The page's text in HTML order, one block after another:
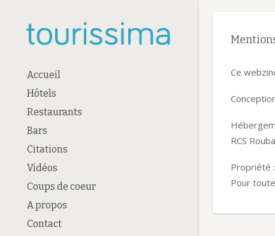
Accueil
Hôtels
Restaurants
Bars
Citations
Vidéos
Coups de coeur
A propos
Contact
Ce
RCS
Propriété
Pour